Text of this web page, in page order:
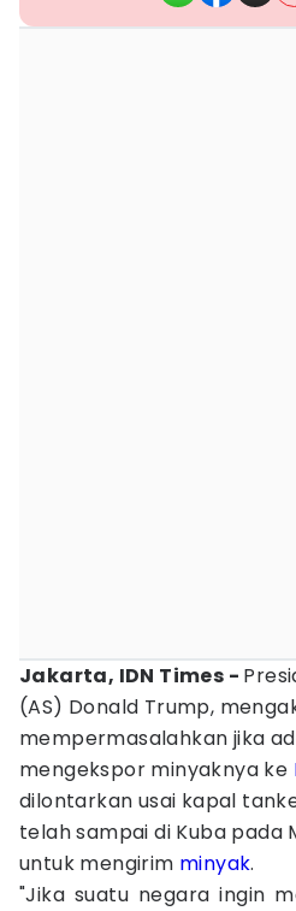
Jakarta, IDN Times -
(AS) Donald Trump,
mempermasalahkan jika
mengekspor minyaknya ke
dilontarkan usai kapal
telah sampai di Kuba pada
untuk mengirim minyak.
"Jika suatu negara ingin